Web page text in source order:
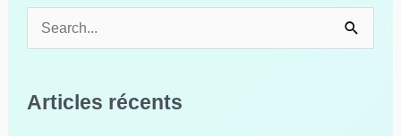
e
Articles récents